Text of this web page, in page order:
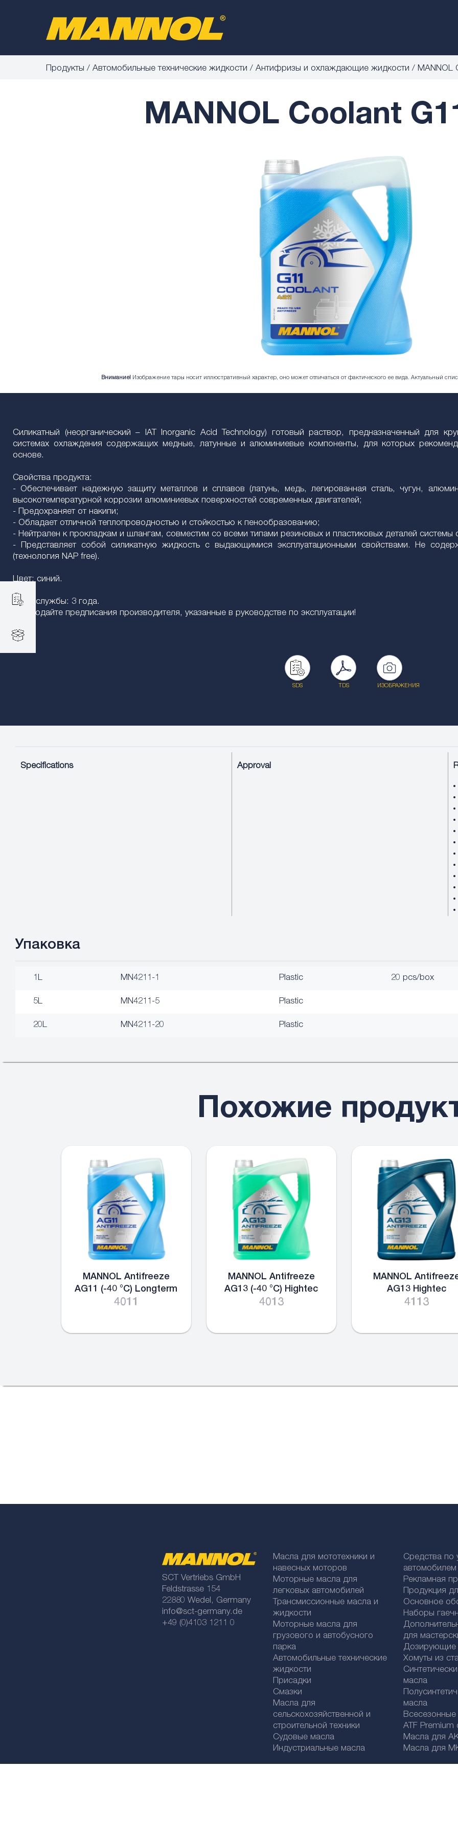
Продукты Автомобильные технические жидкости Антифризы и охлаждающие жидкости MANNOL
MANNOL Coolant
Внимание! Изображение тары носит иллюстративный характер, оно может отличаться от фактического ее вида. Актуальный
Силикатный (неорганический – IAT Inorganic Acid Technology) готовый раствор, предназначенный для
системах охлаждения содержащих медные, латунные и алюминиевые компоненты, для которых
основе.
Свойства продукта:
- Обеспечивает надежную защиту металлов и сплавов (латунь, медь, легированная сталь, чугун,
высокотемпературной коррозии алюминиевых поверхностей современных двигателей;
- Предохраняет от накипи;
- Обладает отличной теплопроводностью и стойкостью к пенообразованию;
- Нейтрален к прокладкам и шлангам, совместим со всеми типами резиновых и пластиковых деталей системы
- Представляет собой силикатную жидкость с выдающимися эксплуатационными свойствами. Не
(технология NAP free).
Цвет: синий.
Срок службы: 3 года.
Соблюдайте предписания производителя, указанные в руководстве по эксплуатации!
SDS TDS ИЗОБРАЖЕНИЯ
Specifications Approval
Упаковка
1L MN4211-1 Plastic 20 pcs/box
5L MN4211-5 Plastic
20L MN4211-20 Plastic
Похожие
MANNOL Antifreeze
AG11 (-40 °C) Longterm
4011
MANNOL Antifreeze
AG13 (-40 °C) Hightec
4013
MANNOL
AG13 Hightec
4113
SCT Vertriebs GmbH
Feldstrasse 154
22880 Wedel, Germany
info@sct-germany.de
+49 (0)4103 1211 0
Масла для мототехники и
навесных моторов
Моторные масла для
легковых автомобилей
Трансмиссионные масла и
жидкости
Моторные масла для
грузового и автобусного
парка
Автомобильные технические
жидкости
Присадки
Смазки
Масла для
сельскохозяйственной и
строительной техники
Судовые масла
Индустриальные масла
Средства по
автомобилем
Рекламная
Продукция
Основное
Наборы
для
Дозирующие
Хомуты из
масла
масла
ATF Premium
Масла для
Масла для